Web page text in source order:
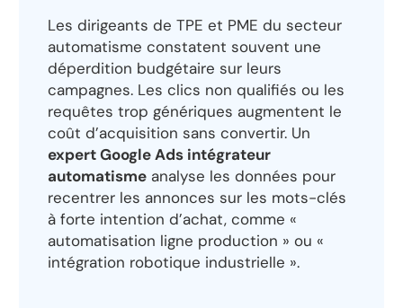
Les dirigeants de TPE et PME du secteur
automatisme constatent souvent une
déperdition budgétaire sur leurs
campagnes. Les clics non qualifiés ou les
requêtes trop génériques augmentent le
coût d’acquisition sans convertir. Un
expert Google Ads intégrateur
automatisme analyse les données pour
recentrer les annonces sur les mots-clés
à forte intention d’achat, comme «
automatisation ligne production » ou «
intégration robotique industrielle ».